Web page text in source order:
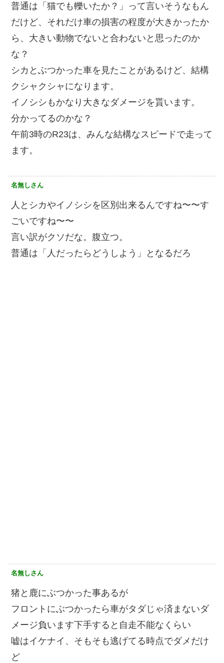
普通は「猫でも轢いたか？」って言いそうなもん
だけど、それだけ車の損害の程度が大きかったか
ら、大きい動物でないと合わないと思ったのか
な？
シカとぶつかった車を見たことがあるけど、結構
クシャクシャになります。
イノシシもかなり大きなダメージを貰います。
分かってるのかな？
午前3時のR23は、みんな結構なスピードで走って
ます。
名無しさん
人とシカやイノシシを区別出来るんですね〜〜す
ごいですね〜〜
言い訳がクソだな。腹立つ。
普通は「人だったらどうしよう」となるだろ
名無しさん
猪と鹿にぶつかった事あるが
フロントにぶつかったら車がタダじゃ済まないダ
メージ負います下手すると自走不能なくらい
嘘はイケナイ、そもそも逃げてる時点でダメだけ
ど